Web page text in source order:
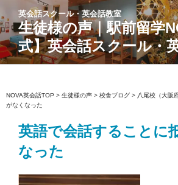
ン
テ
ン
ツ
ス
キ
英会話スクール・英会話教室
生徒様の声｜駅前留学
式】英会話スクール・
NOVA英会話TOP > 生徒様の声 > 校舎ブログ > 八尾校（大阪府
がなくなった
英語で会話することに
なった